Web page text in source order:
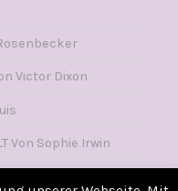
Victor Dixon
Von Sophie Irwin